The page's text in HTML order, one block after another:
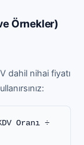
Örnekler)
dahil nihai fiyatı
Oranı ÷